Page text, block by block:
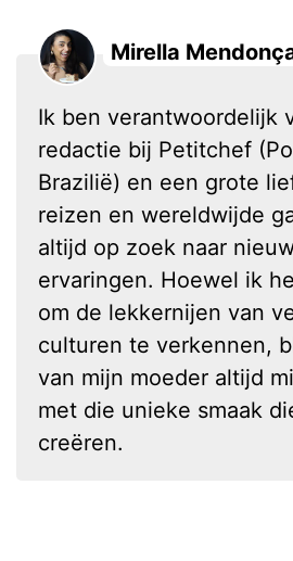
Mirella
Ik ben verantwoordelijk
redactie bij Petitchef
Brazilië) en een grote
reizen en wereldwijde
altijd op zoek naar
ervaringen. Hoewel ik
om de lekkernijen van
culturen te verkennen,
van mijn moeder altijd
met die unieke smaak
creëren.